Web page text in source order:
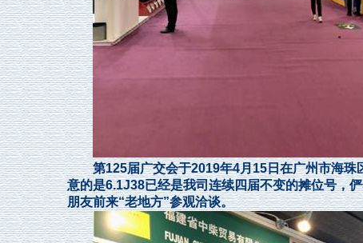
第125届广交会于2019年4月15日在广州市海珠
意的是6.1J38已经是我司连续四届不变的摊位号，
朋友前来“老地方”参观洽谈。